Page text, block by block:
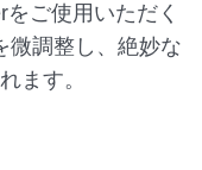
ご使用いただく
微調整し、絶妙な
ます。